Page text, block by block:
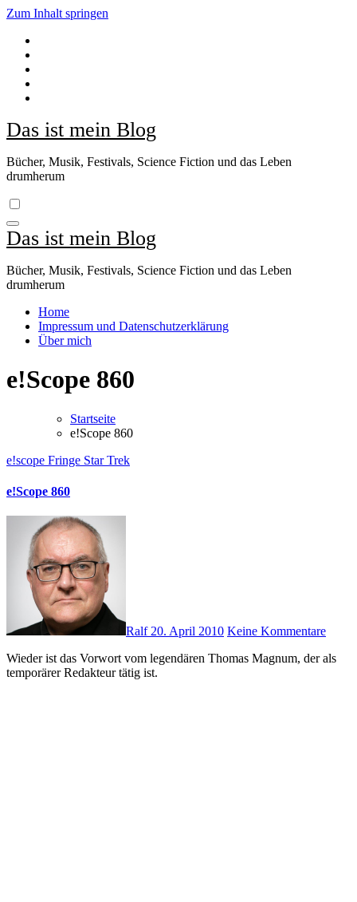
Zum Inhalt springen
Das ist mein Blog
Bücher, Musik, Festivals, Science Fiction und das Leben
drumherum
Das ist mein Blog
Bücher, Musik, Festivals, Science Fiction und das Leben
drumherum
Home
Impressum und Datenschutzerklärung
Über mich
e!Scope 860
Startseite
e!Scope 860
e!scope Fringe Star Trek
e!Scope 860
Ralf20. April 2010 Keine Kommentare
Wieder ist das Vorwort vom legendären Thomas Magnum, der als
temporärer Redakteur tätig ist.